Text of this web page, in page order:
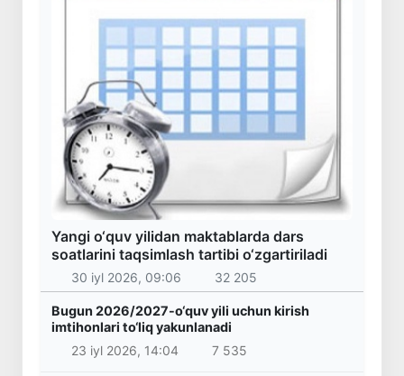
Yangi o‘quv yilidan maktablarda dars
soatlarini taqsimlash tartibi o‘zgartiriladi
30 iyl 2026, 09:06 32 205
Bugun 2026/2027-o‘quv yili uchun kirish
imtihonlari to‘liq yakunlanadi
23 iyl 2026, 14:04
7 535